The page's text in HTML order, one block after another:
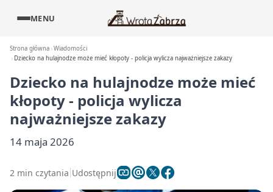
MENU
Strona główna Wiadomości
Dziecko na hulajnodze może mieć kłopoty - policja wylicza najważniejsze zakazy
Dziecko na hulajnodze może mieć
kłopoty - policja wylicza
najważniejsze zakazy
14 maja 2026
2 min czytania Udostępnij